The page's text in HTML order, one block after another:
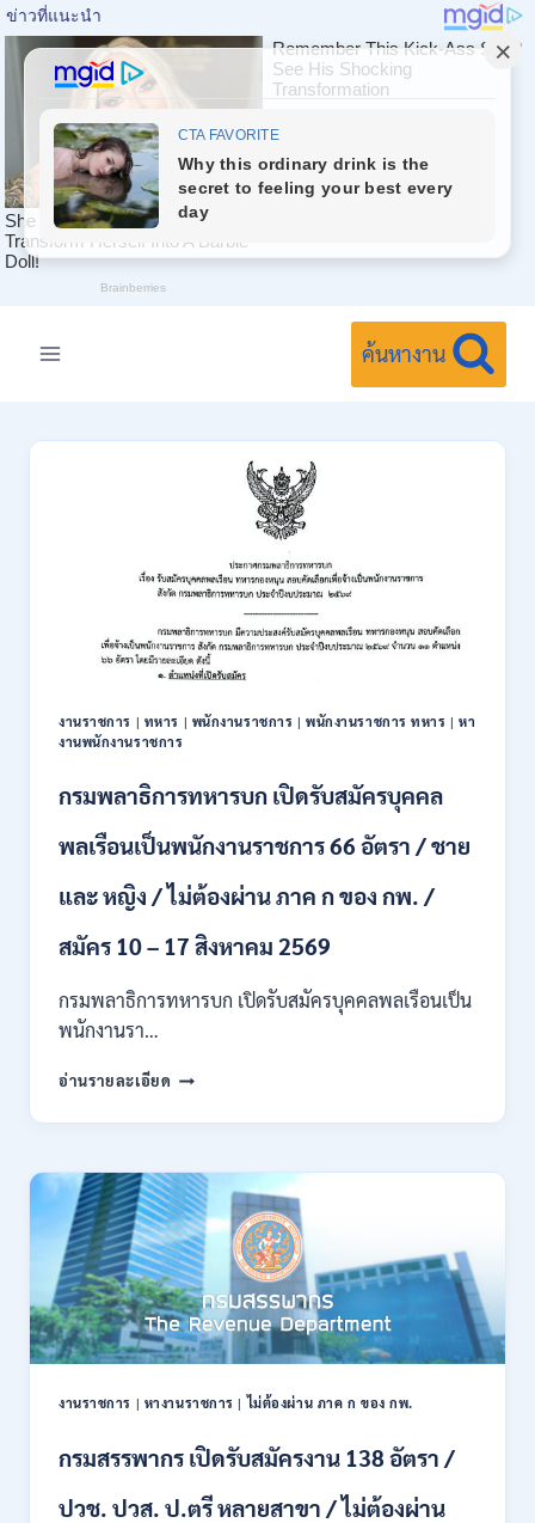
ค้นหางาน
งานราชการ | ทหาร | พนักงานราชการ |พนักงานราชการ ทหาร |หา
งานพนักงานราชการ
กรมพลาธิการทหารบก เปิดรับสมัครบุคคล
พลเรือนเป็นพนักงานราชการ 66 อัตรา / ชาย
และ หญิง / ไม่ต้องผ่าน ภาค ก ของ กพ. /
สมัคร 10 – 17 สิงหาคม 2569
กรมพลาธิการทหารบก เปิดรับสมัครบุคคลพลเรือนเป็น
พนักงานรา…
อ่านรายละเอียด กรม
ทหาร
เปิด
รับ
สมัคร
บุคคล
พลเรือน
เป็น
พนักงาน
ราชการ
66
/
และ
/
งานราชการ | หางานราชการ |ไม่ต้องผ่าน ภาค ก ของ กพ.
กรมสรรพากร เปิดรับสมัครงาน 138 อัตรา /
ปวช. ปวส. ป.ตรี หลายสาขา / ไม่ต้องผ่าน